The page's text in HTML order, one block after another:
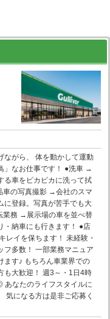
ながら、 体を動かして運動
」なお仕事です！ ●洗車 →
る車をピカピカに洗って拭
車の写真撮影 →会社のスマ
に登録。写真が苦手でも大
業務 →展示場の車を並べ替
・納車にも行きます！ ●店
イを保ちます！ 未経験・
フ多数！ 一部業務マニュア
ます♪ もちろん車業界での
も大歓迎！ 週3～・1日4時
あなたのライフスタイルに
気になる方は是非ご応募く